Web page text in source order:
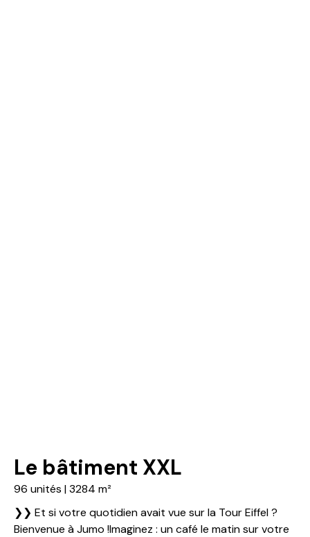
Le bâtiment XXL
96 unités | 3284 m²
❯❯ Et si votre quotidien avait vue sur la Tour Eiffel ?
Bienvenue à Jumo !Imaginez : un café le matin sur votre